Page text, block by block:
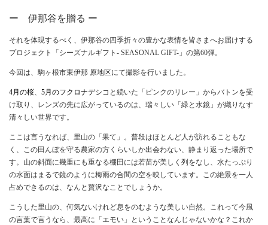
ー 伊那谷を贈る ー
それを体現するべく、伊那谷の四季折々の豊かな表情を皆さまへお届けする
プロジェクト「シーズナルギフト- SEASONAL GIFT-」の第60弾。
今回は、駒ヶ根市東伊那 原地区にて撮影を行いました。
4月の桜、 5月のフクロナデシコ と続いた「ピンクのリレー」からバトンを受
け取り、レンズの先に広がっているのは、瑞々しい「緑と水鏡」が織りなす
清々しい世界です。
ここは言うなれば、里山の「果て」。普段はほとんど人が訪れることもな
く、この田んぼを守る農家の方くらいしか出会わない、静まり返った場所で
す。山の斜面に幾重にも重なる棚田には若苗が美しく列をなし、水たっぷり
の水面はまるで鏡のように梅雨の合間の空を映しています。この絶景を一人
占めできるのは、なんと贅沢なことでしょうか。
こうした里山の、何気ないけれど息をのむような美しい自然。これって今風
の言葉で言うなら、最高に「エモい」ということなんじゃないかな？これか